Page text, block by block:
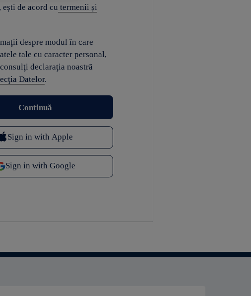
de acord cu termenii și
despre modul în care
tale cu caracter personal,
declaraţia noastră
Datelor.